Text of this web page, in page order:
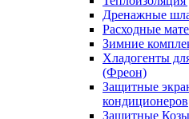
Дренажные
Расходные
Зимние
Хладогенты
(Фреон)
Защитные
кондиционеров
Защитные